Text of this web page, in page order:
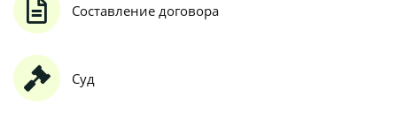
Составление договора
Суд